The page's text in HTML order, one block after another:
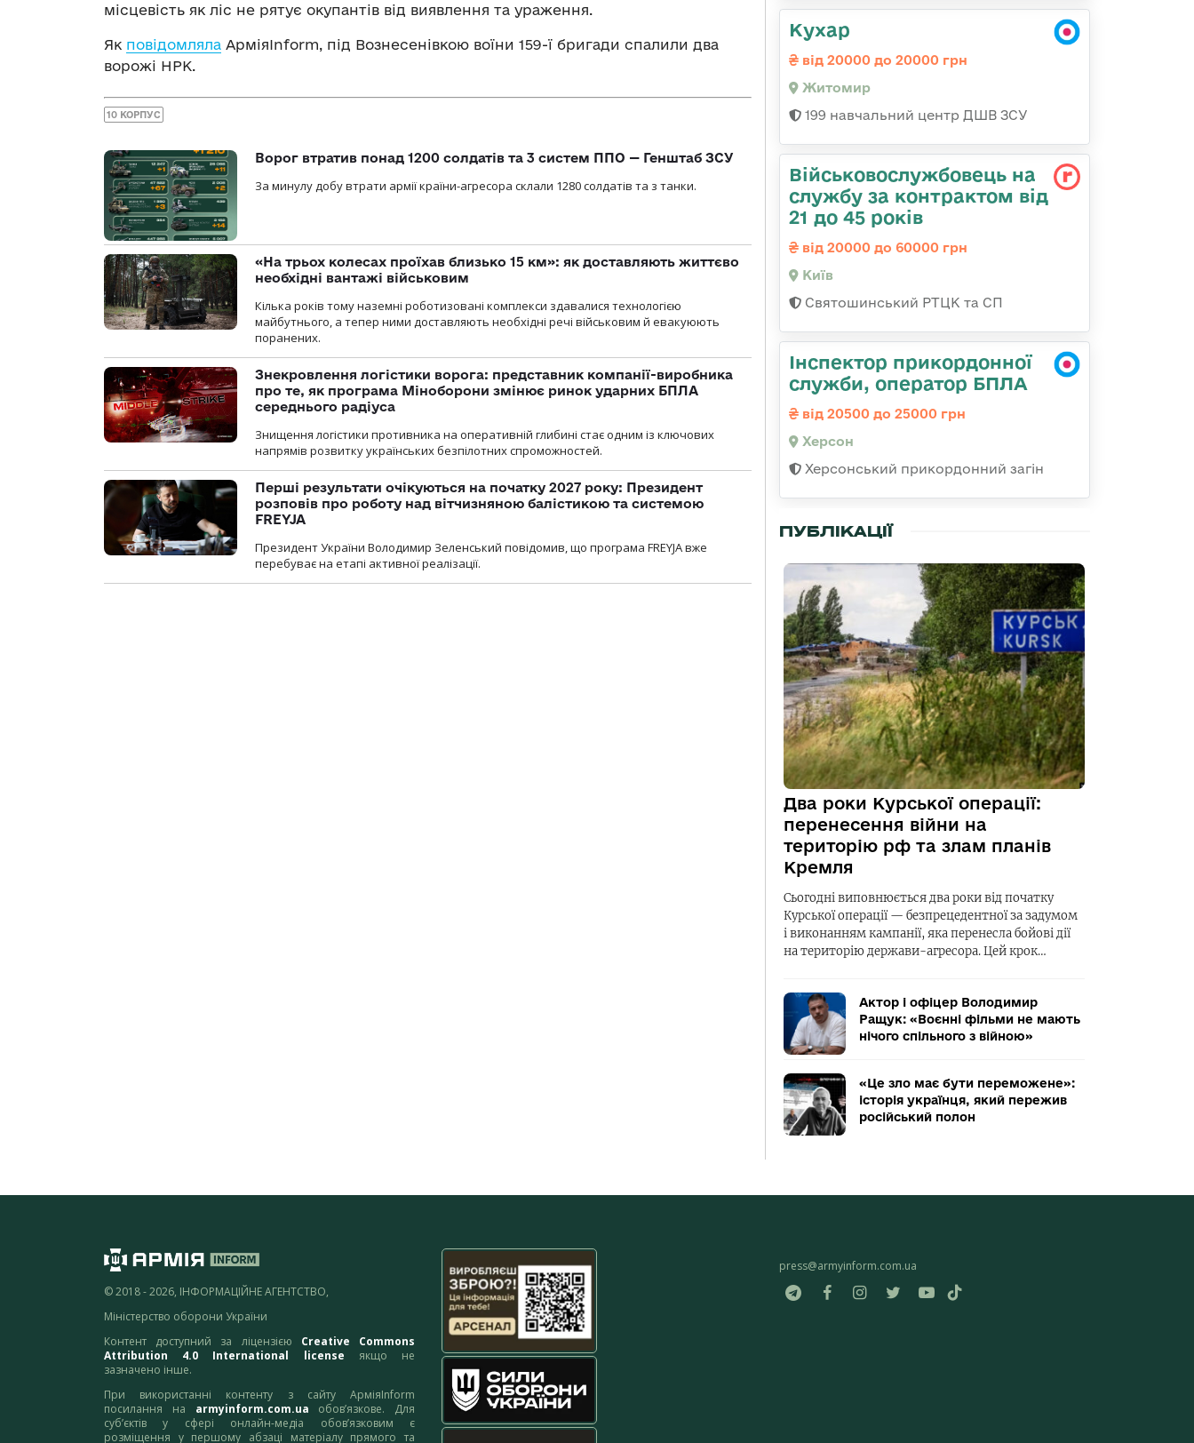
місцевість як ліс не рятує окупантів від виявлення та ураження.
Як повідомляла АрміяInform, під Вознесенівкою воїни 159-ї бригади спалили два
ворожі НРК.
10 КОРПУС
Ворог втратив понад 1200 солдатів та 3 систем ППО — Генштаб ЗСУ
За минулу добу втрати армії країни-агресора склали 1280 солдатів та з танки.
«На трьох колесах проїхав близько 15 км»: як доставляють життєво
необхідні вантажі військовим
Кілька років тому наземні роботизовані комплекси здавалися технологією
майбутнього, а тепер ними доставляють необхідні речі військовим й евакуюють
поранених.
Знекровлення логістики ворога: представник компанії-виробника
про те, як програма Міноборони змінює ринок ударних БПЛА
середнього радіуса
Знищення логістики противника на оперативній глибині стає одним із ключових
напрямів розвитку українських безпілотних спроможностей.
Перші результати очікуються на початку 2027 року: Президент
розповів про роботу над вітчизняною балістикою та системою
FREYJA
Президент України Володимир Зеленський повідомив, що програма FREYJA вже
перебуває на етапі активної реалізації.
Кухар
від 20000 до 20000 грн
Житомир
199 навчальний центр ДШВ ЗСУ
Військовослужбовець на
службу за контрактом від
21 до 45 років
від 20000 до 60000 грн
Київ
Святошинський РТЦК та СП
Інспектор прикордонної
служби, оператор БПЛА
від 20500 до 25000 грн
Херсон
Херсонський прикордонний загін
ПУБЛІКАЦІЇ
Два роки Курської операції:
перенесення війни на
територію рф та злам планів
Кремля
Сьогодні виповнюється два роки від початку
Курської операції — безпрецедентної за задумом
і виконанням кампанії, яка перенесла бойові дії
на територію держави-агресора. Цей крок…
Актор і офіцер Володимир
Ращук: «Воєнні фільми не мають
нічого спільного з війною»
«Це зло має бути переможене»:
історія українця, який пережив
російський полон
© 2018 - 2026, ІНФОРМАЦІЙНЕ АГЕНТСТВО,
Міністерство оборони України
Контент доступний за ліцензією Creative Commons
Attribution 4.0 International license якщо не
зазначено інше.
При використанні контенту з сайту АрміяInform
посилання на armyinform.com.ua обов’язкове. Для
суб’єктів у сфері онлайн-медіа обов’язковим є
розміщення у першому абзаці матеріалу прямого та
press@armyinform.com.ua